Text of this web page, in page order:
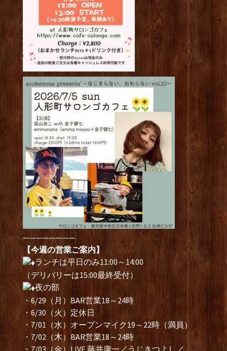
————————
【今週の営業ご案内】
ランチは平日のみ11:00～14:00
（デリバリーは15:00最終受付）
夜の部
・6/29（月）BAR営業18～24時
・6/30（火）定休日
・7/01（水）オープンマイク19～22時（満員）
・7/02（木）BAR営業18～24時